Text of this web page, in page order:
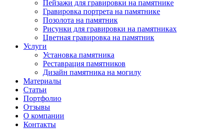
Пейзажи для гравировки на памятнике
Гравировка портрета на памятнике
Позолота на памятник
Рисунки для гравировки на памятниках
Цветная гравировка на памятник
Услуги
Установка памятника
Реставрация памятников
Дизайн памятника на могилу
Материалы
Статьи
Портфолио
Отзывы
О компании
Контакты